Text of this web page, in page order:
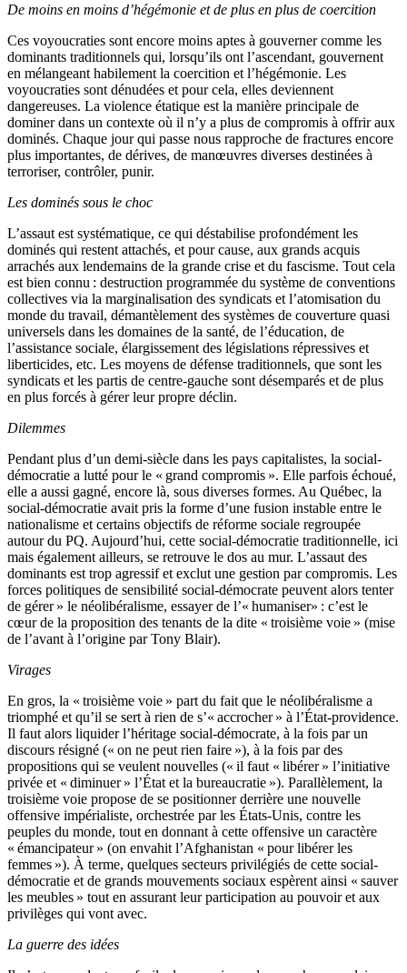
De moins en moins d’hégémonie et de plus en plus de coercition
Ces voyoucraties sont encore moins aptes à gouverner comme les
dominants traditionnels qui, lorsqu’ils ont l’ascendant, gouvernent
en mélangeant habilement la coercition et l’hégémonie. Les
voyoucraties sont dénudées et pour cela, elles deviennent
dangereuses. La violence étatique est la manière principale de
dominer dans un contexte où il n’y a plus de compromis à offrir aux
dominés. Chaque jour qui passe nous rapproche de fractures encore
plus importantes, de dérives, de manœuvres diverses destinées à
terroriser, contrôler, punir.
Les dominés sous le choc
L’assaut est systématique, ce qui déstabilise profondément les
dominés qui restent attachés, et pour cause, aux grands acquis
arrachés aux lendemains de la grande crise et du fascisme. Tout cela
est bien connu : destruction programmée du système de conventions
collectives via la marginalisation des syndicats et l’atomisation du
monde du travail, démantèlement des systèmes de couverture quasi
universels dans les domaines de la santé, de l’éducation, de
l’assistance sociale, élargissement des législations répressives et
liberticides, etc. Les moyens de défense traditionnels, que sont les
syndicats et les partis de centre-gauche sont désemparés et de plus
en plus forcés à gérer leur propre déclin.
Dilemmes
Pendant plus d’un demi-siècle dans les pays capitalistes, la social-
démocratie a lutté pour le « grand compromis ». Elle parfois échoué,
elle a aussi gagné, encore là, sous diverses formes. Au Québec, la
social-démocratie avait pris la forme d’une fusion instable entre le
nationalisme et certains objectifs de réforme sociale regroupée
autour du PQ. Aujourd’hui, cette social-démocratie traditionnelle, ici
mais également ailleurs, se retrouve le dos au mur. L’assaut des
dominants est trop agressif et exclut une gestion par compromis. Les
forces politiques de sensibilité social-démocrate peuvent alors tenter
de gérer » le néolibéralisme, essayer de l’« humaniser» : c’est le
cœur de la proposition des tenants de la dite « troisième voie » (mise
de l’avant à l’origine par Tony Blair).
Virages
En gros, la « troisième voie » part du fait que le néolibéralisme a
triomphé et qu’il se sert à rien de s’« accrocher » à l’État-providence.
Il faut alors liquider l’héritage social-démocrate, à la fois par un
discours résigné (« on ne peut rien faire »), à la fois par des
propositions qui se veulent nouvelles (« il faut « libérer » l’initiative
privée et « diminuer » l’État et la bureaucratie »). Parallèlement, la
troisième voie propose de se positionner derrière une nouvelle
offensive impérialiste, orchestrée par les États-Unis, contre les
peuples du monde, tout en donnant à cette offensive un caractère
« émancipateur » (on envahit l’Afghanistan « pour libérer les
femmes »). À terme, quelques secteurs privilégiés de cette social-
démocratie et de grands mouvements sociaux espèrent ainsi « sauver
les meubles » tout en assurant leur participation au pouvoir et aux
privilèges qui vont avec.
La guerre des idées